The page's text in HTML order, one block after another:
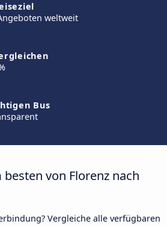
weltweit
Bus
von Florenz nach
Vergleiche alle verfügbaren